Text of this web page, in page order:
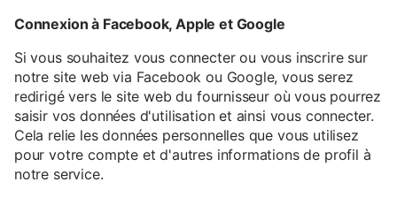
Connexion à Facebook, Apple et Google
Si vous souhaitez vous connecter ou vous inscrire sur
notre site web via Facebook ou Google, vous serez
redirigé vers le site web du fournisseur où vous pourrez
saisir vos données d'utilisation et ainsi vous connecter.
Cela relie les données personnelles que vous utilisez
pour votre compte et d'autres informations de profil à
notre service.